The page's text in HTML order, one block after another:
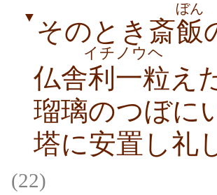
▼ そのとき斎飯
ぼん
イチノウヘ
仏舎利一粒え
瑠璃のつぼに
塔に安置し礼
(22)